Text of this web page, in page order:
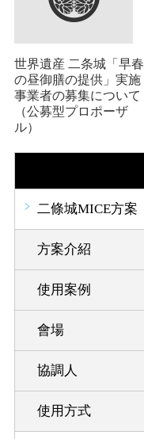
世界遺産 二条城「早春
の昼御膳の提供」実施
事業者の募集について
（公募型プロポーザ
ル）
二條城MICE方案
方案介紹
使用案例
會場
協調人
使用方式